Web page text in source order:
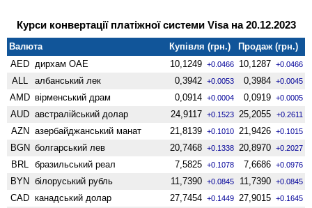
Курси конвертації платіжної системи Visa на 20.12.2023
Валюта Купівля (грн.)
Продаж (грн.)
AED дирхам ОАЕ 10,1249 +0.0466 10,1287 +0.0466
ALL албанський лек 0,3942 +0.0053 0,3984 +0.0045
AMD вiрменський драм 0,0914 +0.0004 0,0919 +0.0005
AUD австралійський долар 24,9117 +0.1523 25,2055 +0.2611
AZN азербайджанський манат 21,8139 +0.1010 21,9426 +0.1015
BGN болгарський лев 20,7468 +0.1338 20,8970 +0.2027
BRL бразильський реал 7,5825 +0.1078 7,6686 +0.0976
BYN білоруський рубль 11,7390 +0.0845 11,7390 +0.0845
CAD канадський долар 27,7454 +0.1449 27,9015 +0.1645